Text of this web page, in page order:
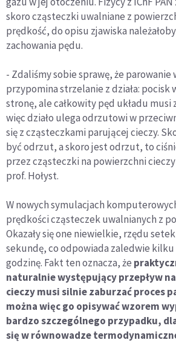
skoro cząsteczki uwalniane z
prędkość, do opisu zjawiska
zachowania pędu.
- Zdaliśmy sobie sprawę, że
przypomina strzelanie z działa: pocisk
stronę, ale całkowity pęd układu musi
więc działo ulega odrzutowi w
się z cząsteczkami parującej cieczy.
być odrzut, a skoro jest odrzut, to
przez cząsteczki na powierzchni
prof. Hołyst.
W nowych symulacjach
prędkości cząsteczek uwalnianych z
Okazały się one niewielkie, rzędu
sekundę, co odpowiada zaledwie
godzinę. Fakt ten oznacza, że
naturalnie występujący przepływ
cieczy musi silnie zaburzać proces
można więc go opisywać wzorem
bardzo szczególnego przypadku,
się w równowadze